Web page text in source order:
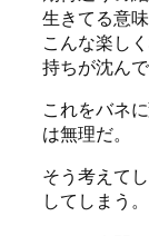
生きてる意
こんな楽し
持ちが沈んで
これをバネ
は無理だ。
そう考えて
してしまう。